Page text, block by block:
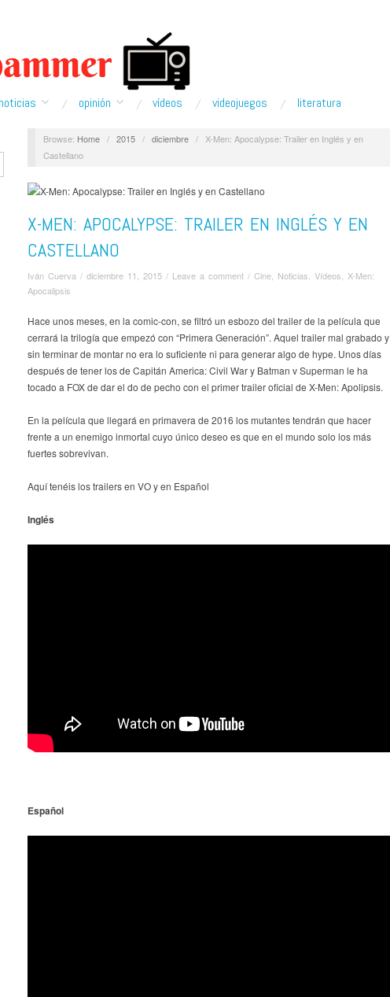
noticias opinión ví­deos videojuegos literatura
Browse: Home / 2015 / diciembre /
X-Men: Apocalypse: Trailer en Inglés y en
Castellano
X-MEN: APOCALYPSE: TRAILER EN INGLÉS Y EN
CASTELLANO
Iván Cuerva / diciembre 11, 2015 / Leave a comment / Cine Noticias Ví­deos
X-Men:
Apocalipsis
Hace unos meses, en la comic-con, se filtró un esbozo del trailer de la película que
cerrará la trilogía que empezó con “Primera Generación”. Aquel trailer mal grabado y
sin terminar de montar no era lo suficiente ni para generar algo de hype. Unos días
después de tener los de Capitán America: Civil War y Batman v Superman le ha
tocado a FOX de dar el do de pecho con el primer trailer oficial de X-Men: Apolipsis.
En la película que llegará en primavera de 2016 los mutantes tendrán que hacer
frente a un enemigo inmortal cuyo único deseo es que en el mundo solo los más
fuertes sobrevivan.
Aquí tenéis los trailers en VO y en Español
Inglés
Español